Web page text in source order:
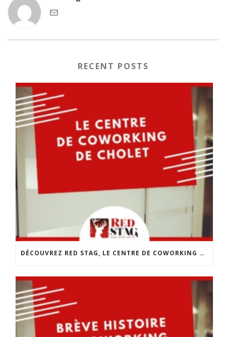
RECENT POSTS
DÉCOUVREZ RED STAG, LE CENTRE DE COWORKING DE CHOLET